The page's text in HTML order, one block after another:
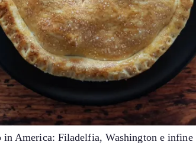
in America: Filadelfia, Washington e